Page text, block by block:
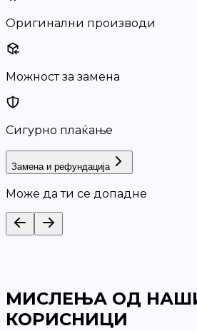
Оригинални производи
Можност за замена
Сигурно плаќање
Замена и рефундација
Може да ти се допадне
МИСЛЕЊА ОД
КОРИСНИЦИ